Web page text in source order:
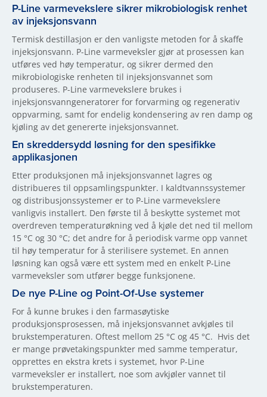
P-Line varmevekslere sikrer mikrobiologisk renhet
av injeksjonsvann
Termisk destillasjon er den vanligste metoden for å skaffe
injeksjonsvann. P-Line varmeveksler gjør at prosessen kan
utføres ved høy temperatur, og sikrer dermed den
mikrobiologiske renheten til injeksjonsvannet som
produseres. P-Line varmevekslere brukes i
injeksjonsvanngeneratorer for forvarming og regenerativ
oppvarming, samt for endelig kondensering av ren damp og
kjøling av det genererte injeksjonsvannet.
En skreddersydd løsning for den spesifikke
applikasjonen
Etter produksjonen må injeksjonsvannet lagres og
distribueres til oppsamlingspunkter. I kaldtvannssystemer
og distribusjonssystemer er to P-Line varmevekslere
vanligvis installert. Den første til å beskytte systemet mot
overdreven temperaturøkning ved å kjøle det ned til mellom
15 °C og 30 °C; det andre for å periodisk varme opp vannet
til høy temperatur for å sterilisere systemet. En annen
løsning kan også være ett system med en enkelt P-Line
varmeveksler som utfører begge funksjonene.
De nye P-Line og Point-Of-Use systemer
For å kunne brukes i den farmasøytiske
produksjonsprosessen, må injeksjonsvannet avkjøles til
brukstemperaturen. Oftest mellom 25 °C og 45 °C. Hvis det
er mange prøvetakingspunkter med samme temperatur,
opprettes en ekstra krets i systemet, hvor P-Line
varmeveksler er installert, noe som avkjøler vannet til
brukstemperaturen.